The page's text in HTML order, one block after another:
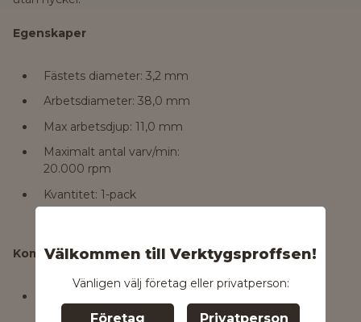
Välkommen till Verktygsproffsen!
Vänligen välj företag eller privatperson:
Företag Privatperson
Egenskaper
Fästets diameter: 3,2 mm
Arbetsdiameter: 38,0 mm
Max arbetsdjup: 11,0 mm
Maximalt antal varv/min:
20.000 rpm
Kvantitet: 1-pack
Kompatibilitet